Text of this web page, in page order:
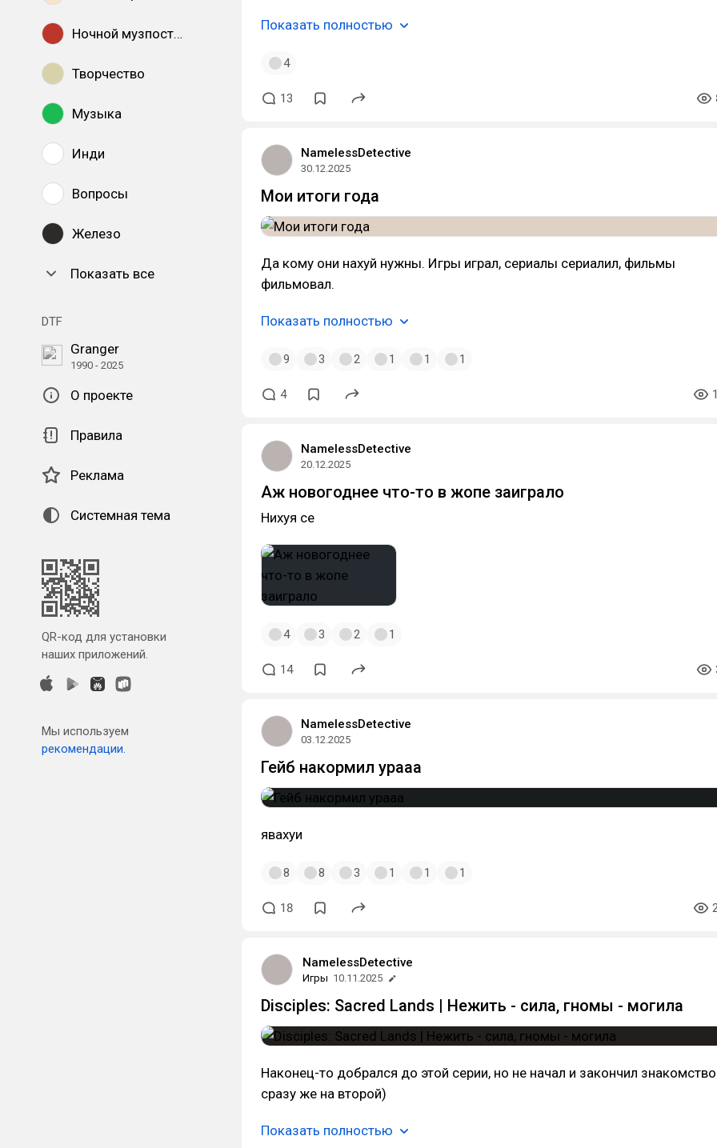
Ночной музпостинг
Творчество
Музыка
Инди
Вопросы
Железо
Показать все
DTF
Granger
1990 - 2025
О проекте
Правила
Реклама
Системная тема
QR-код для установки
наших приложений.
Мы используем
рекомендации.
Показать полностью
4
13
NamelessDetective
30.12.2025
Мои итоги года
Да кому они нахуй нужны. Игры играл, сериалы сериалил, фильмы
фильмовал.
Показать полностью
9 3 2 1 1 1
4
NamelessDetective
20.12.2025
Аж новогоднее что-то в жопе заиграло
Нихуя се
4 3 2 1
14
NamelessDetective
03.12.2025
Гейб накормил урааа
явахуи
8 8 3 1 1 1
18
NamelessDetective
Игры 10.11.2025
Disciples: Sacred Lands | Нежить - сила, гномы - могила
Наконец-то добрался до этой серии, но не начал и закончил знакомство
сразу же на второй)
Показать полностью